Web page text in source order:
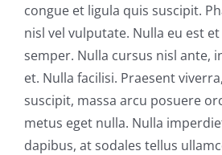
congue et ligula quis suscipit.
nisl vel vulputate. Nulla eu est
semper. Nulla cursus nisl ante,
et. Nulla facilisi. Praesent
suscipit, massa arcu posuere
metus eget nulla. Nulla
dapibus, at sodales tellus